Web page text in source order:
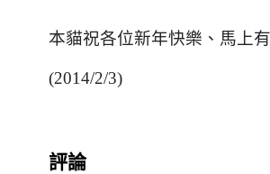
本貓祝各位新年快樂 、馬上
(2014/2/3)
評論